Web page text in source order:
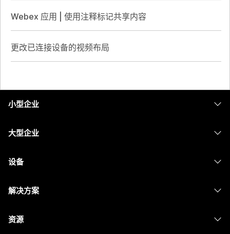
Webex 应用 | 使用注释标记共享内容
更改已连接设备的视频布局
小型企业
大型企业
设备
解决方案
资源